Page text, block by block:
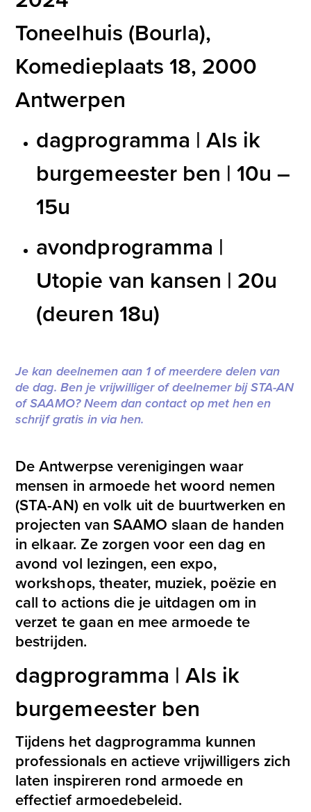
Toneelhuis (Bourla),
Komedieplaats 18, 2000
Antwerpen
dagprogramma | Als ik
burgemeester ben | 10u –
15u
avondprogramma |
Utopie van kansen | 20u
(deuren 18u)
Je kan deelnemen aan 1 of meerdere delen van
de dag. Ben je vrijwilliger of deelnemer bij STA-AN
of SAAMO? Neem dan contact op met hen en
schrijf gratis in via hen.
De Antwerpse verenigingen waar
mensen in armoede het woord nemen
(STA-AN) en volk uit de buurtwerken en
projecten van SAAMO slaan de handen
in elkaar. Ze zorgen voor een dag en
avond vol lezingen, een expo,
workshops, theater, muziek, poëzie en
call to actions die je uitdagen om in
verzet te gaan en mee armoede te
bestrijden.
dagprogramma | Als ik
burgemeester ben
Tijdens het dagprogramma kunnen
professionals en actieve vrijwilligers zich
laten inspireren rond armoede en
effectief armoedebeleid.